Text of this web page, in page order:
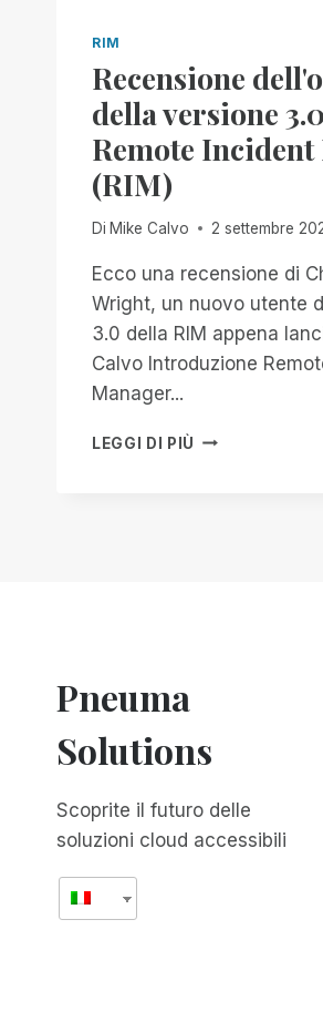
RIM
Recensione
della versione
Remote
(RIM)
Di Mike Calvo 2 settembre
Ecco una recensione di
Wright, un nuovo utente
3.0 della RIM appena
Calvo Introduzione
Manager...
LEGGI DI PIÙ RECENSIONE
Pneuma
Solutions
Scoprite il futuro delle
soluzioni cloud accessibili